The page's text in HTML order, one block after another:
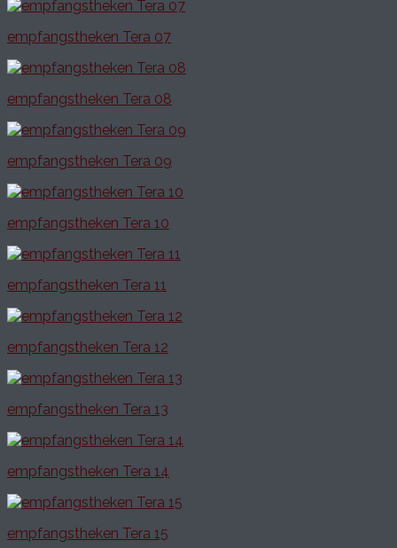
empfangstheken Tera 07
empfangstheken Tera 08
empfangstheken Tera 09
empfangstheken Tera 10
empfangstheken Tera 11
empfangstheken Tera 12
empfangstheken Tera 13
empfangstheken Tera 14
empfangstheken Tera 15